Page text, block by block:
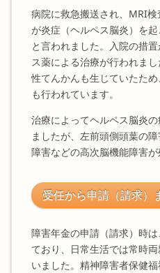
病院に救急搬送され、MRI
が炎症（ヘルペス脳炎）を
と言われました。入院の措
ス薬による治療が行われま
性てんかんも生じていたた
も行われています。
治療によってヘルペス脳炎
ましたが、左前頭側頭葉の
障害などの高次脳機能障害が
受任から申請（請求）
障害年金の申請（請求）時
ており、日常生活では常時
いました。精神障害者保健